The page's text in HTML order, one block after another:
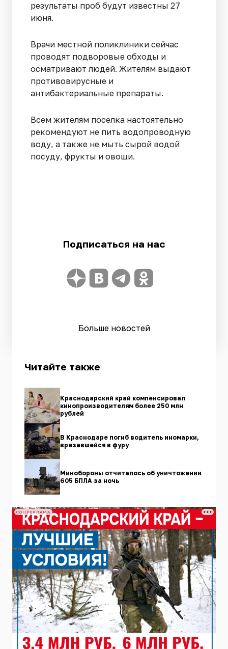
результаты проб будут известны 27
июня.
Врачи местной поликлиники сейчас
проводят подворовые обходы и
осматривают людей. Жителям выдают
противовирусные и
антибактериальные препараты.
Всем жителям поселка настоятельно
рекомендуют не пить водопроводную
воду, а также не мыть сырой водой
посуду, фрукты и овощи.
Подписаться на нас
Больше новостей
Читайте также
Краснодарский край компенсировал
кинопроизводителям более 250 млн
рублей
В Краснодаре погиб водитель иномарки,
врезавшейся в фуру
Минобороны отчиталось об уничтожении
605 БПЛА за ночь
СОЦРЕКЛАМА